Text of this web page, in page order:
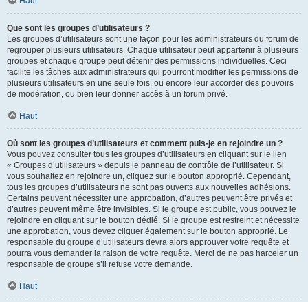
Que sont les groupes d’utilisateurs ?
Les groupes d’utilisateurs sont une façon pour les administrateurs du forum de
regrouper plusieurs utilisateurs. Chaque utilisateur peut appartenir à plusieurs
groupes et chaque groupe peut détenir des permissions individuelles. Ceci
facilite les tâches aux administrateurs qui pourront modifier les permissions de
plusieurs utilisateurs en une seule fois, ou encore leur accorder des pouvoirs
de modération, ou bien leur donner accès à un forum privé.
Haut
Où sont les groupes d’utilisateurs et comment puis-je en rejoindre un ?
Vous pouvez consulter tous les groupes d’utilisateurs en cliquant sur le lien
« Groupes d’utilisateurs » depuis le panneau de contrôle de l’utilisateur. Si
vous souhaitez en rejoindre un, cliquez sur le bouton approprié. Cependant,
tous les groupes d’utilisateurs ne sont pas ouverts aux nouvelles adhésions.
Certains peuvent nécessiter une approbation, d’autres peuvent être privés et
d’autres peuvent même être invisibles. Si le groupe est public, vous pouvez le
rejoindre en cliquant sur le bouton dédié. Si le groupe est restreint et nécessite
une approbation, vous devez cliquer également sur le bouton approprié. Le
responsable du groupe d’utilisateurs devra alors approuver votre requête et
pourra vous demander la raison de votre requête. Merci de ne pas harceler un
responsable de groupe s’il refuse votre demande.
Haut